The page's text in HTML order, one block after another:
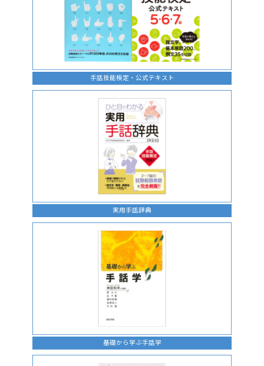
手話技能検定・公式テキスト
実用手話辞典
基礎から学ぶ手話学